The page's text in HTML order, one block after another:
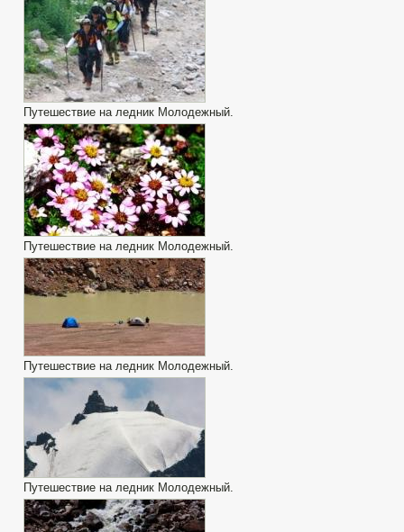
Путешествие на ледник Молодежный.
Путешествие на ледник Молодежный.
Путешествие на ледник Молодежный.
Путешествие на ледник Молодежный.